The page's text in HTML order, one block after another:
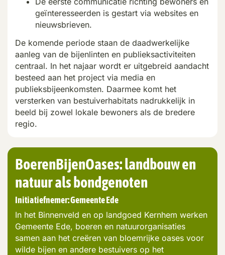
geïnteresseerden is gestart via websites en
nieuwsbrieven.
De komende periode staan de daadwerkelijke
aanleg van de bijenlinten en publieksactiviteiten
centraal. In het najaar wordt er uitgebreid aandacht
besteed aan het project via media en
publieksbijeenkomsten. Daarmee komt het
versterken van bestuiverhabitats nadrukkelijk in
beeld bij zowel lokale bewoners als de bredere
regio.
BoerenBijenOases: landbouw en
natuur als bondgenoten
Initiatiefnemer:Gemeente Ede
In het Binnenveld en op landgoed Kernhem werken
Gemeente Ede, boeren en natuurorganisaties
samen aan het creëren van bloemrijke oases voor
wilde bijen en andere bestuivers op het